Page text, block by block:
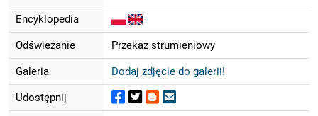
Encyklopedia
Odświeżanie Przekaz strumieniowy
Galeria Dodaj zdjęcie do galerii!
Udostępnij